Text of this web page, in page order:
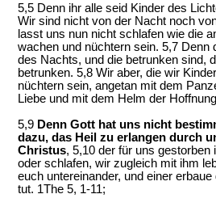
5,5 Denn ihr alle seid Kinder des
Wir sind nicht von der Nacht noch
lasst uns nun nicht schlafen wie die
wachen und nüchtern sein. 5,7 Denn
des Nachts, und die betrunken sind,
betrunken. 5,8 Wir aber, die wir
nüchtern sein, angetan mit dem
Liebe und mit dem Helm der
5,9 Denn Gott hat uns nicht
dazu, das Heil zu erlangen durch
Christus, 5,10 der für uns
oder schlafen, wir zugleich mit ihm
euch untereinander, und einer
tut. 1The 5, 1-11;